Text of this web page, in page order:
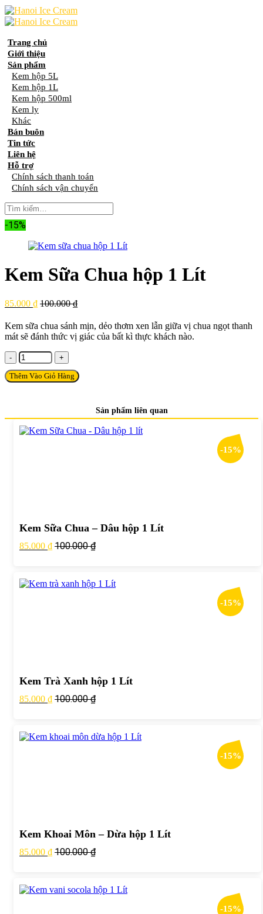
Skip
to
Trang chủ
Giới thiệu
Sản phẩm
Kem hộp 5L
Kem hộp 1L
Kem hộp 500ml
Kem ly
Khác
Bán buôn
Tin tức
Liên hệ
Hỗ trợ
Chính sách thanh toán
Chính sách vận chuyển
-15%
Kem Sữa Chua hộp 1 Lít
85.000 ₫ 100.000₫
Kem sữa chua sánh mịn, dẻo thơm xen lẫn giữa vị chua ngọt thanh
mát sẽ đánh thức vị giác của bất kì thực khách nào.
Kem
Sữa
Chua
số
lượng
Thêm Vào Giỏ Hàng
Sản phẩm liên quan
-15%
Kem Sữa Chua – Dâu hộp 1 Lít
85.000 ₫ 100.000₫
-15%
Kem Trà Xanh hộp 1 Lít
85.000 ₫ 100.000₫
-15%
Kem Khoai Môn – Dừa hộp 1 Lít
85.000 ₫ 100.000₫
-15%